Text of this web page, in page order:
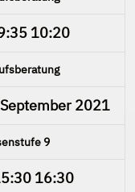
10:20
2021
9
16:30